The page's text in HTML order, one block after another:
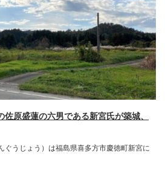
原盛蓮の六男である新宮氏が築城、
ぐうじょう）は福島県喜多方市慶徳町新宮に